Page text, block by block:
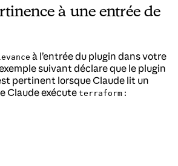
à une entrée de
à l’entrée du plugin dans votre
suivant déclare que le plugin
pertinent lorsque Claude lit un
Claude exécuteterraform :